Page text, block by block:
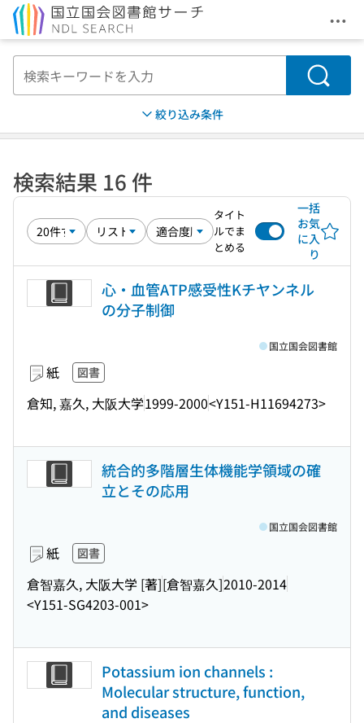
メ
検索
絞り込み条件
検索結果 16 件
タイト
ルでま
とめる
一括
お気
に入
り
心・血管ATP感受性Kチヤンネル
の分子制御
紙 図書
倉知, 嘉久, 大阪大学1999-2000<Y151-H11694273>
国立国会図書館
統合的多階層生体機能学領域の確
立とその応用
紙 図書
倉智嘉久, 大阪大学 [著][倉智嘉久]2010-2014
<Y151-SG4203-001>
国立国会図書館
Potassium ion channels :
Molecular structure, function,
and diseases